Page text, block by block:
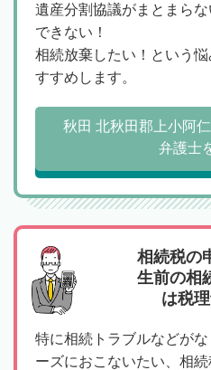
遺産分割協議がまとまら
できない！
相続放棄したい！という
すすめします。
秋田 北秋田郡上小阿
弁護士
相続税の
生前の相
は税
特に相続トラブルなどが
ーズにおこないたい、相